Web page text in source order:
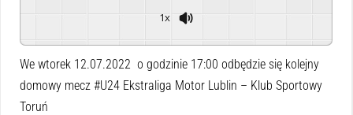
1x
We wtorek 12.07.2022 o godzinie 17:00 odbędzie się kolejny
domowy mecz #U24 Ekstraliga Motor Lublin – Klub Sportowy
Toruń